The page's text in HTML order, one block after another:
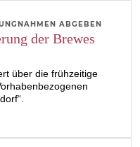
ABGEBEN
der Brewes
über die frühzeitige